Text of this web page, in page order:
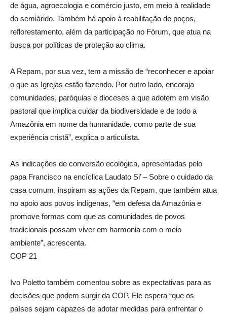
de água, agroecologia e comércio justo, em meio à realidade
do semiárido. Também há apoio à reabilitação de poços,
reflorestamento, além da participação no Fórum, que atua na
busca por políticas de proteção ao clima.
A Repam, por sua vez, tem a missão de “reconhecer e apoiar
o que as Igrejas estão fazendo. Por outro lado, encoraja
comunidades, paróquias e dioceses a que adotem em visão
pastoral que implica cuidar da biodiversidade e de todo a
Amazônia em nome da humanidade, como parte de sua
experiência cristã”, explica o articulista.
As indicações de conversão ecológica, apresentadas pelo
papa Francisco na encíclica Laudato Si’ – Sobre o cuidado da
casa comum, inspiram as ações da Repam, que também atua
no apoio aos povos indígenas, “em defesa da Amazônia e
promove formas com que as comunidades de povos
tradicionais possam viver em harmonia com o meio
ambiente”, acrescenta.
COP 21
Ivo Poletto também comentou sobre as expectativas para as
decisões que podem surgir da COP. Ele espera “que os
países sejam capazes de adotar medidas para enfrentar o